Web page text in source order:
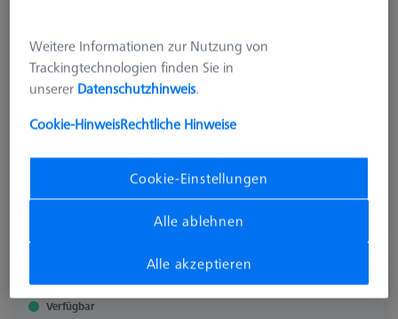
Verfügbar
Weitere Informationen zur Nutzung von
Trackingtechnologien finden Sie in
unserer Datenschutzhinweis.
Cookie-HinweisRechtliche Hinweise
Cookie-Einstellungen
Alle ablehnen
Alle akzeptieren